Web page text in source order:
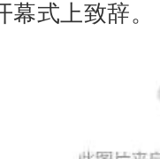
式上致辞。